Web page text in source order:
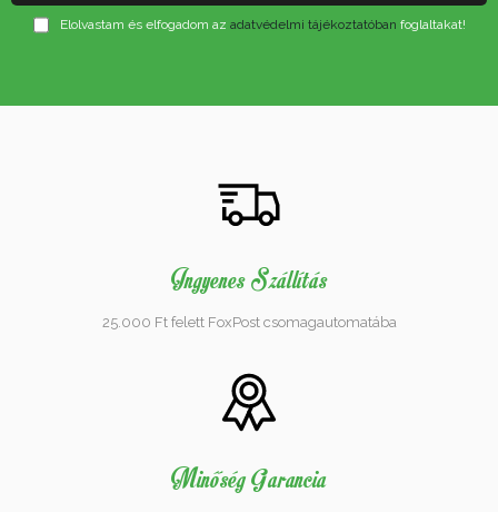
Elolvastam és elfogadom az adatvédelmi tájékoztatóban foglaltakat!
Ingyenes Szállítás
25.000 Ft felett FoxPost csomagautomatába
Minőség Garancia